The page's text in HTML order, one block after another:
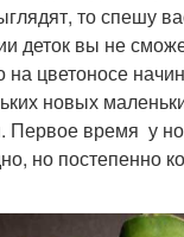
то спешу
деток вы не
цветоносе
новых
Первое время у
но постепенно